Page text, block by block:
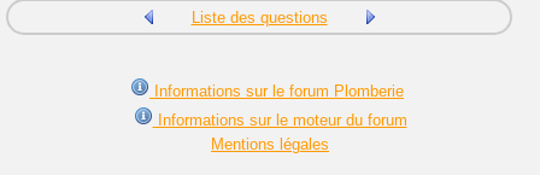
Liste des questions
Informations sur le forum Plomberie
Informations sur le moteur du forum
Mentions légales